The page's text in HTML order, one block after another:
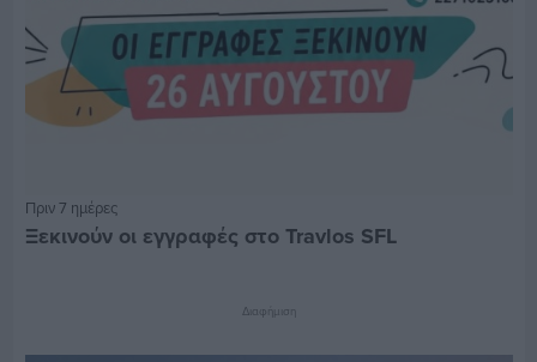
Πριν 7 ημέρες
Ξεκινούν οι εγγραφές στο Travlos SFL
Διαφήμιση